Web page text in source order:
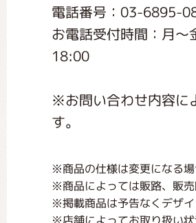
電話番号：03-6895-
お電話受付時間：月
18:00
※お問い合わせ内容に
す。
※商品の仕様は変更になる場
※商品によっては販路、販
※掲載商品は予告なくデザ